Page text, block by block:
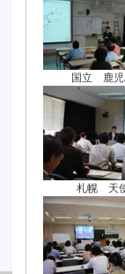
国立 鹿児
札幌 天